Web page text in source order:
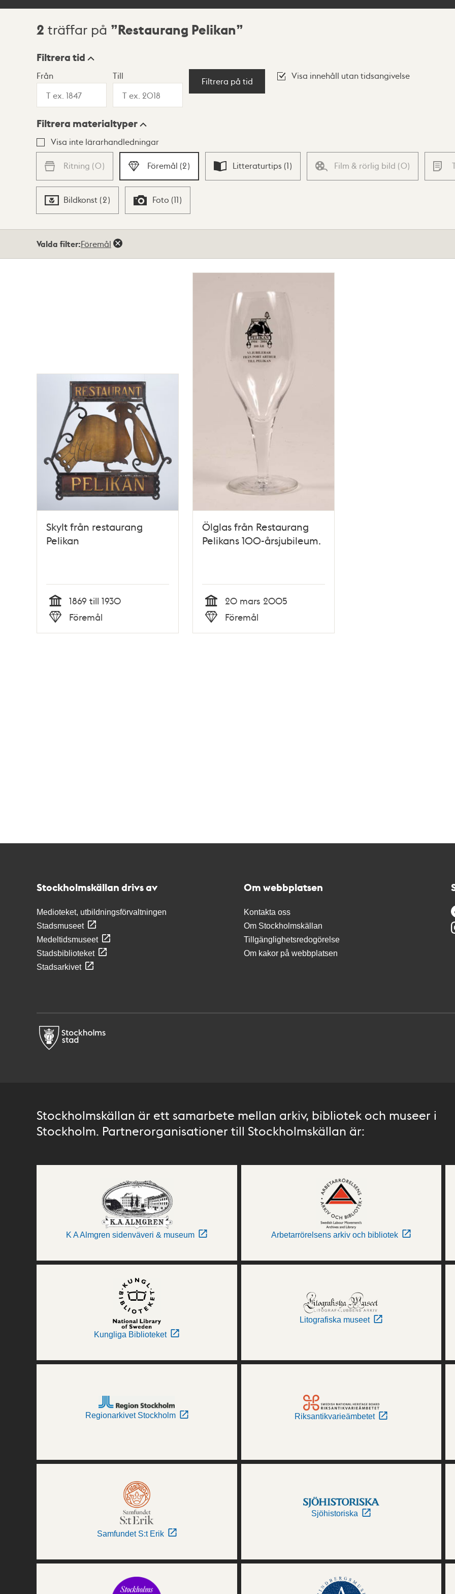
Sökresultat
2 träffar på Restaurang Pelikan
Visningsläge
Lista Karta
Filtrera tid
Från Till
Filtrera på tid
Visa innehåll utan tidsangivelse
Filtrera materialtyper
Visa inte lärarhandledningar
Ritning (0) Föremål (2) Litteraturtips (1) Film & rörlig bild (0)
Bildkonst (2) Foto (11)
Valda filter:Föremål
Skylt från restaurang
Pelikan
Tid
1869 till 1930
Typ
Föremål
Ölglas från Restaurang
Pelikans 100-årsjubileum.
Tid
20 mars 2005
Typ
Föremål
Stockholmskällan drivs av
Medioteket, utbildningsförvaltningen
Stadsmuseet
Medeltidsmuseet
Stadsbiblioteket
Stadsarkivet
Om webbplatsen
Kontakta oss
Om Stockholmskällan
Tillgänglighetsredogörelse
Om kakor på webbplatsen
Stockholmskällan är ett samarbete mellan arkiv, bibliotek och museer i
Stockholm. Partnerorganisationer till Stockholmskällan är:
K A Almgren sidenväveri & museum Arbetarrörelsens arkiv och bibliotek
Kungliga Biblioteket
Litografiska museet
Regionarkivet Stockholm Riksantikvarieämbetet
Samfundet S:t Erik
Sjöhistoriska